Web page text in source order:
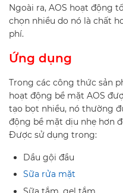
Ngoài ra, AOS hoạt động
chọn nhiều do nó là chất
phí.
Ứng dụng
Trong các công thức sản
hoạt động bề mặt AOS
tạo bọt nhiều, nó thường
động bề mặt dịu nhẹ hơn
Được sử dụng trong:
Dầu gội đầu
Sữa rửa mặt